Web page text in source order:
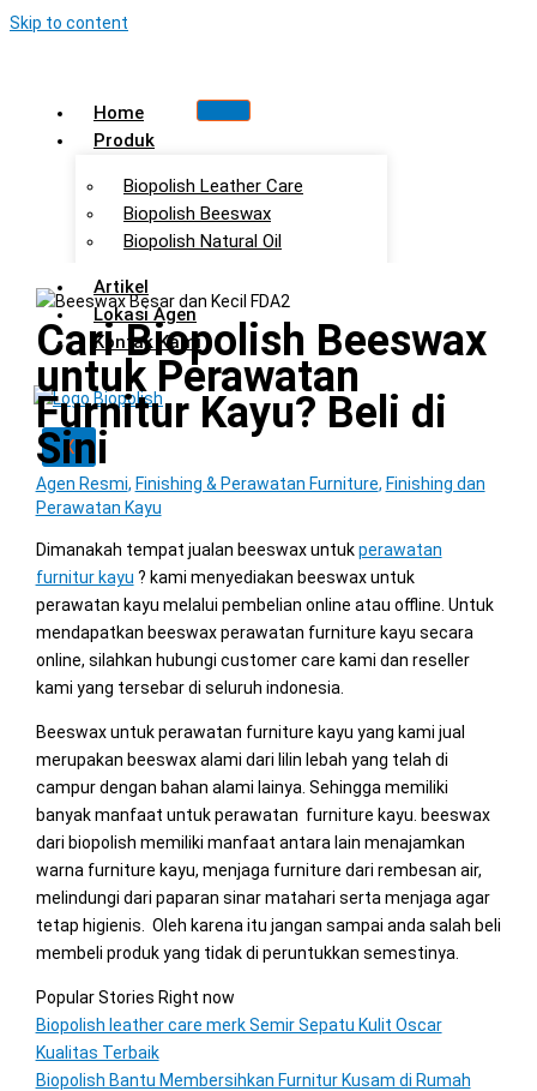
Skip to content
Home
Produk
Biopolish Leather Care
Biopolish Beeswax
Biopolish Natural Oil
Artikel
Lokasi Agen
Kontak Kami
X
Cari Biopolish Beeswax
untuk Perawatan
Furnitur Kayu? Beli di
Sini
Agen Resmi, Finishing & Perawatan Furniture, Finishing dan
Perawatan Kayu
Dimanakah tempat jualan beeswax untukperawatan
furnitur kayu ? kami menyediakan beeswax untuk
perawatan kayu melalui pembelian online atau offline. Untuk
mendapatkan beeswax perawatan furniture kayu secara
online, silahkan hubungi customer care kami dan reseller
kami yang tersebar di seluruh indonesia.
Beeswax untuk perawatan furniture kayu yang kami jual
merupakan beeswax alami dari lilin lebah yang telah di
campur dengan bahan alami lainya. Sehingga memiliki
banyak manfaat untuk perawatan furniture kayu. beeswax
dari biopolish memiliki manfaat antara lain menajamkan
warna furniture kayu, menjaga furniture dari rembesan air,
melindungi dari paparan sinar matahari serta menjaga agar
tetap higienis. Oleh karena itu jangan sampai anda salah beli
membeli produk yang tidak di peruntukkan semestinya.
Popular Stories Right now
Biopolish leather care merk Semir Sepatu Kulit Oscar
Kualitas Terbaik
Biopolish Bantu Membersihkan Furnitur Kusam di Rumah